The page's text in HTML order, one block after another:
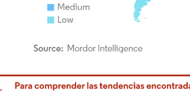
Intelligence. El uso requiere atribución según CC BY 4.0.